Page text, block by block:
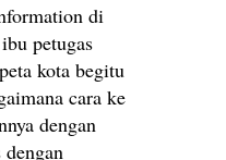
di
petugas
kota begitu
cara ke
dengan